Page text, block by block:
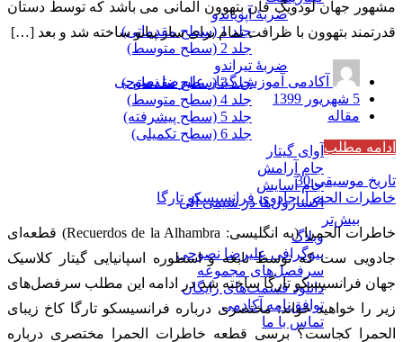
ضربۀ آپویاندو
جلد 1 (سطح مقدماتی)
جلد 2 (سطح متوسط)
ضربۀ تیراندو
جلد 3 (سطح مقدماتی)
جلد 4 (سطح متوسط)
جلد 5 (سطح پیشرفته)
جلد 6 (سطح تکمیلی)
آوای گیتار
جام آرامش
جام آسایش
اکسازول‌ها در شیمی آلی
بیش‌تر
وبلاگ
بیوگرافی علیرضا نصوحی
سرفصل‌های مجموعه
دانلود قسمت‌های رایگان
توافق‌نامه آکادمی
تماس با ما
مشهور جهان لودویگ فان بتهوون آلمانی می باشد که توسط دستان
قدرتمند بتهوون با ظرافت تمام برای ساز پیانو ساخته شد و بعد […]
آکادمی آموزش گیتار علیرضا نصوحی
5 شهریور 1399
مقاله
ادامه مطلب
تاریخ موسیقی30
خاطرات الحمرا، جادوی فرانسیسکو تارگا
خاطرات الحمرا (به انگلیسی: Recuerdos de la Alhambra) قطعه‌ای
جادویی ست که توسط نابغه و اسطوره اسپانیایی گیتار کلاسیک
جهان فرانسیسکو تارگا ساخته شد در ادامه این مطلب سرفصل‌های
زیر را خواهید خواند: مختصری درباره فرانسیسکو تارگا کاخ زیبای
الحمرا کجاست؟ برسی قطعه خاطرات الحمرا مختصری درباره